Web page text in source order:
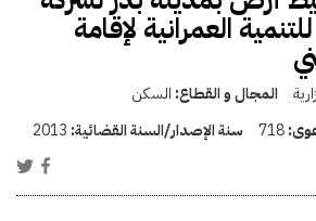
العمرانية لإقامة
المجال و القطاع: السكن
718 سنة الإصدار/السنة القضائية: 2013